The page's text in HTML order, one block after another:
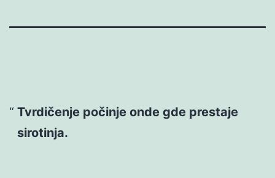
Tvrdičenje počinje onde gde prestaje
sirotinja.